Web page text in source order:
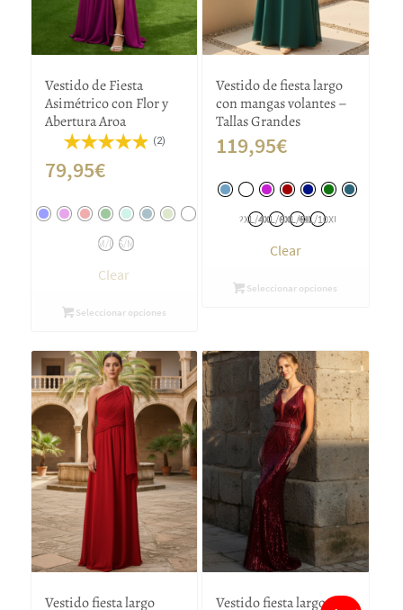
Vestido de Fiesta
Asimétrico con Flor y
Abertura Aroa
(2)
79,95€
M/L S/M
Clear
Seleccionar opciones
Vestido de fiesta largo
con mangas volantes –
Tallas Grandes
119,95€
2XL/4XL4XL/6XL6XL/8XL8XL/10XL
Clear
Seleccionar opciones
Vestido fiesta largo Vestido fiesta largo